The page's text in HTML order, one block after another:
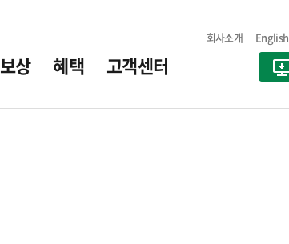
보상 혜택 고객센터
회사소개 English